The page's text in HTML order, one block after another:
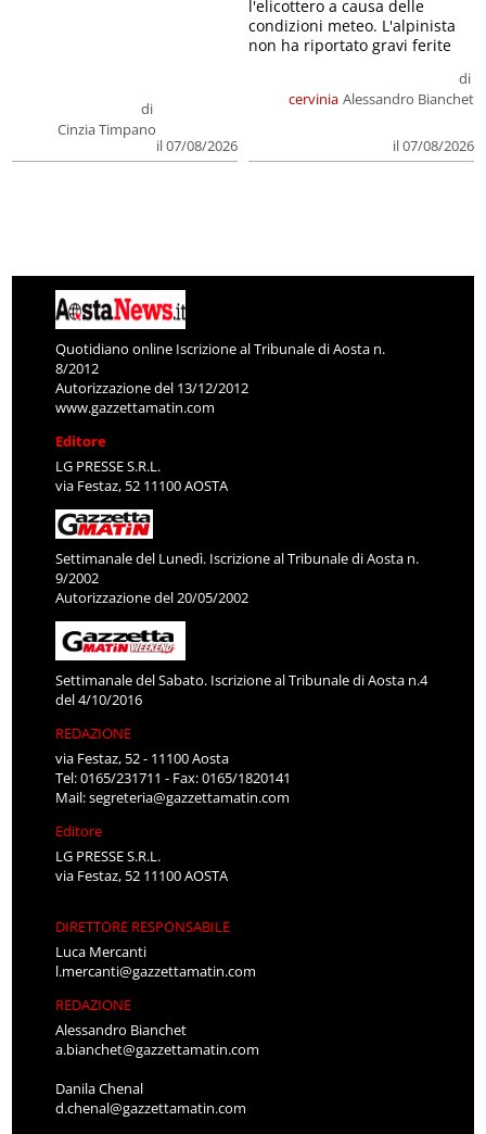
di
Cinzia Timpano
il 07/08/2026
cervinia
di
Alessandro Bianchet
il 07/08/2026
l'elicottero a causa delle
condizioni meteo. L'alpinista
non ha riportato gravi ferite
Quotidiano online Iscrizione al Tribunale di Aosta n.
8/2012
Autorizzazione del 13/12/2012
www.gazzettamatin.com
Editore
LG PRESSE S.R.L.
via Festaz, 52 11100 AOSTA
Settimanale del Lunedì. Iscrizione al Tribunale di Aosta n.
9/2002
Autorizzazione del 20/05/2002
Settimanale del Sabato. Iscrizione al Tribunale di Aosta n.4
del 4/10/2016
REDAZIONE
via Festaz, 52 - 11100 Aosta
Tel: 0165/231711 - Fax: 0165/1820141
Mail:segreteria@gazzettamatin.com
Editore
LG PRESSE S.R.L.
via Festaz, 52 11100 AOSTA
DIRETTORE RESPONSABILE
Luca Mercanti
l.mercanti@gazzettamatin.com
REDAZIONE
Alessandro Bianchet
a.bianchet@gazzettamatin.com
Danila Chenal
d.chenal@gazzettamatin.com